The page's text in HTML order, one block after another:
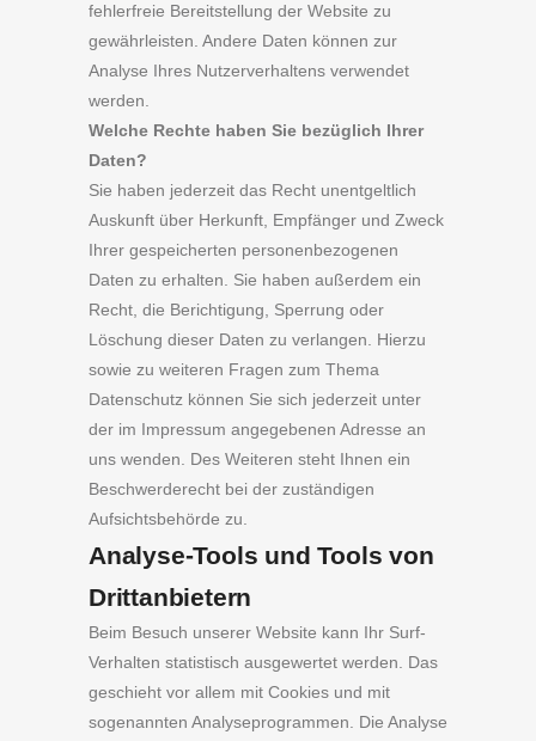
fehlerfreie Bereitstellung der Website zu
gewährleisten. Andere Daten können zur
Analyse Ihres Nutzerverhaltens verwendet
werden.
Welche Rechte haben Sie bezüglich Ihrer
Daten?
Sie haben jederzeit das Recht unentgeltlich
Auskunft über Herkunft, Empfänger und Zweck
Ihrer gespeicherten personenbezogenen
Daten zu erhalten. Sie haben außerdem ein
Recht, die Berichtigung, Sperrung oder
Löschung dieser Daten zu verlangen. Hierzu
sowie zu weiteren Fragen zum Thema
Datenschutz können Sie sich jederzeit unter
der im Impressum angegebenen Adresse an
uns wenden. Des Weiteren steht Ihnen ein
Beschwerderecht bei der zuständigen
Aufsichtsbehörde zu.
Analyse-Tools und Tools von
Drittanbietern
Beim Besuch unserer Website kann Ihr Surf-
Verhalten statistisch ausgewertet werden. Das
geschieht vor allem mit Cookies und mit
sogenannten Analyseprogrammen. Die Analyse